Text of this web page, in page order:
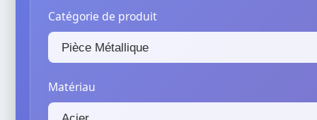
Catégorie de produit
Matériau